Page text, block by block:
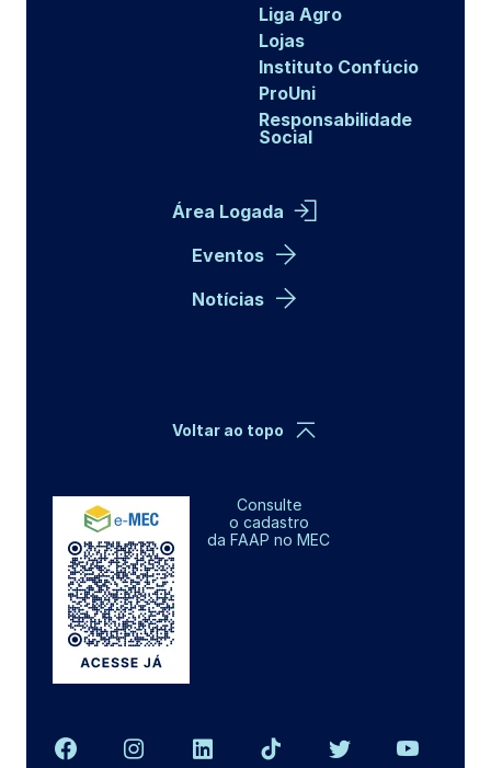
Liga Agro
Lojas
Instituto Confúcio
ProUni
Responsabilidade
Social
Área Logada
Eventos
Notícias
Consulte
o cadastro
da FAAP no MEC
Voltar ao topo